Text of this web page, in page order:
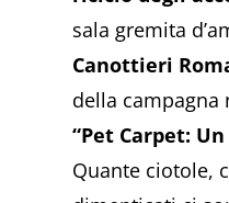
sala gremita
Canottieri
della campagna
“Pet Carpet:
Quante ciotole,